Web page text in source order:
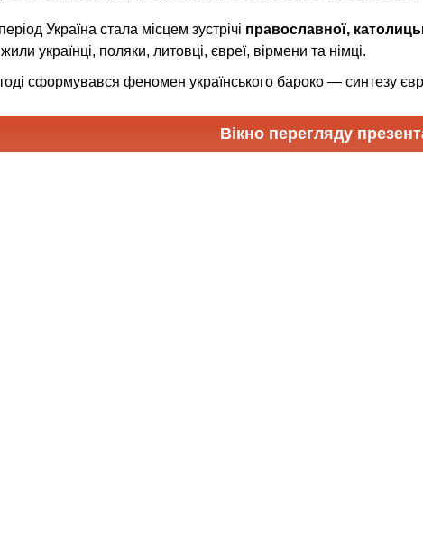
Україна стала місцем зустрічі православної,
українці, поляки, литовці, євреї, вірмени та німці.
сформувався феномен українського бароко — синтезу
Вікно перегляду